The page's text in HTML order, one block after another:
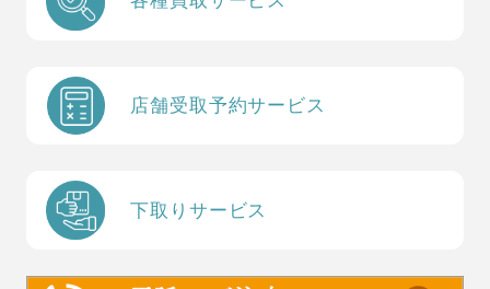
店舗受取予約サービス
下取りサービス